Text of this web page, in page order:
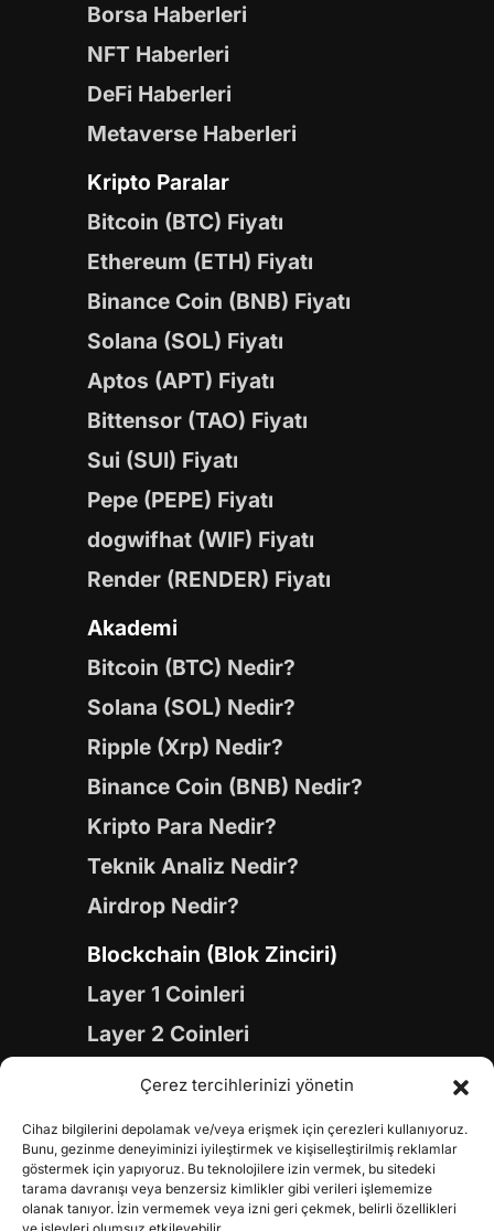
Çerez tercihlerinizi yönetin
Cihaz bilgilerini depolamak ve/veya erişmek için çerezleri kullanıyoruz.
Bunu, gezinme deneyiminizi iyileştirmek ve kişiselleştirilmiş reklamlar
göstermek için yapıyoruz. Bu teknolojilere izin vermek, bu sitedeki
tarama davranışı veya benzersiz kimlikler gibi verileri işlememize
olanak tanıyor. İzin vermemek veya izni geri çekmek, belirli özellikleri
Borsa Haberleri
NFT Haberleri
DeFi Haberleri
Metaverse Haberleri
Kripto Paralar
Bitcoin (BTC) Fiyatı
Ethereum (ETH) Fiyatı
Binance Coin (BNB) Fiyatı
Solana (SOL) Fiyatı
Aptos (APT) Fiyatı
Bittensor (TAO) Fiyatı
Sui (SUI) Fiyatı
Pepe (PEPE) Fiyatı
dogwifhat (WIF) Fiyatı
Render (RENDER) Fiyatı
Akademi
Bitcoin (BTC) Nedir?
Solana (SOL) Nedir?
Ripple (Xrp) Nedir?
Binance Coin (BNB) Nedir?
Kripto Para Nedir?
Teknik Analiz Nedir?
Airdrop Nedir?
Blockchain (Blok Zinciri)
Layer 1 Coinleri
Layer 2 Coinleri
Yapay Zeka (AI) Coinleri
Gaming Coinleri
RWA Coinleri